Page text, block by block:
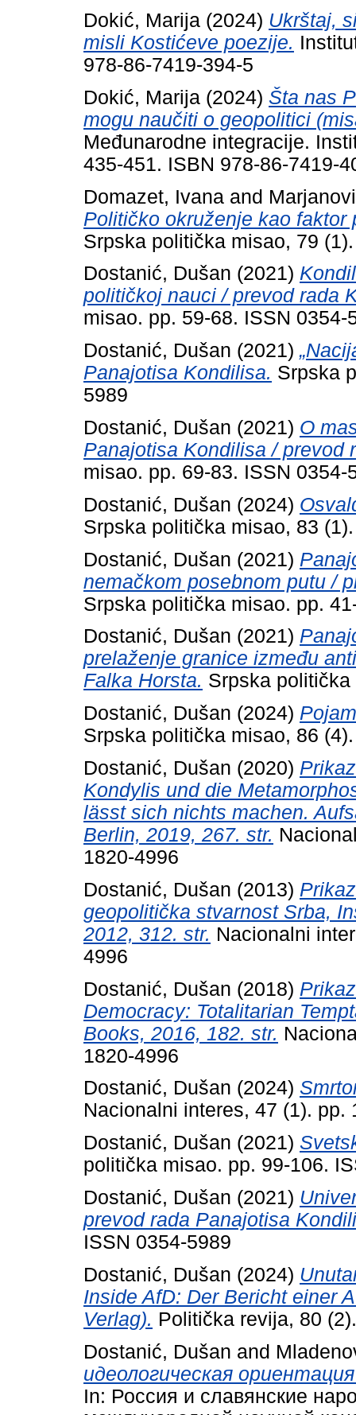
Dokić, Marija (2024) Ukrštaj,
misli Kostićeve poezije.
978-86-7419-394-5
Dokić, Marija (2024) Šta nas
mogu naučiti o geopolitici
Međunarodne integracije.
435-451. ISBN 978-86-7419-
Domazet, Ivana and
Političko okruženje kao
Srpska politička misao, 79
Dostanić, Dušan (2021)
političkoj nauci / prevod rada
misao. pp. 59-68. ISSN 0354-
Dostanić, Dušan (2021)
Panajotisa Kondilisa. Srpska
5989
Dostanić, Dušan (2021) O
Panajotisa Kondilisa / prevod
misao. pp. 69-83. ISSN 0354-
Dostanić, Dušan (2024)
Srpska politička misao, 83
Dostanić, Dušan (2021)
nemačkom posebnom putu /
Srpska politička misao. pp.
Dostanić, Dušan (2021)
prelaženje granice između
Falka Horsta. Srpska
Dostanić, Dušan (2024)
Srpska politička misao, 86
Dostanić, Dušan (2020)
Kondylis und die
lässt sich nichts machen.
Berlin, 2019, 267. str.
1820-4996
Dostanić, Dušan (2013)
geopolitička stvarnost Srba,
2012, 312. str. Nacionalni
4996
Dostanić, Dušan (2018)
Democracy: Totalitarian
Books, 2016, 182. str.
1820-4996
Dostanić, Dušan (2024)
Nacionalni interes, 47 (1). pp.
Dostanić, Dušan (2021)
politička misao. pp. 99-106.
Dostanić, Dušan (2021)
prevod rada Panajotisa
ISSN 0354-5989
Dostanić, Dušan (2024)
Inside AfD: Der Bericht einer
Verlag). Politička revija, 80
Dostanić, Dušan and
идеологическая
In: Россия и славянские